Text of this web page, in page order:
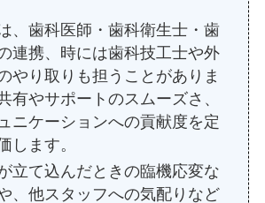
、歯科医師・歯科衛生士・歯
連携、時には歯科技工士や外
やり取りも担うことがありま
有やサポートのスムーズさ、
ニケーションへの貢献度を定
します。
立て込んだときの臨機応変な
、他スタッフへの気配りなど